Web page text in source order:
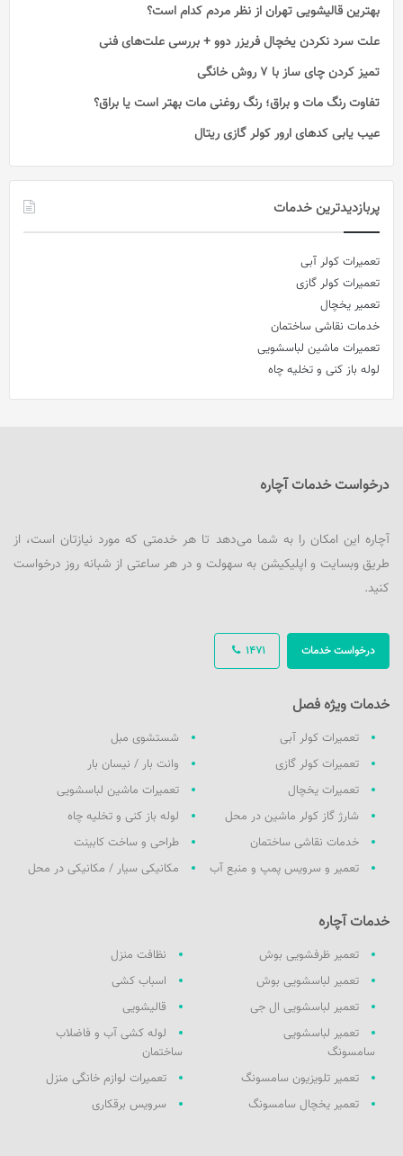
بهترین قالیشویی تهران‌ از نظر مردم کدام است؟
علت سرد نکردن یخچال فریزر دوو + بررسی علت‌های فنی
تمیز کردن چای ساز با ۷ روش خانگی
تفاوت رنگ مات و براق؛ رنگ روغنی مات بهتر است یا براق؟
عیب یابی کدهای ارور کولر گازی ریتال
پربازدیدترین خدمات
تعمیرات کولر آبی
تعمیرات کولر گازی
تعمیر یخچال
خدمات نقاشی ساختمان
تعمیرات ماشین لباسشویی
لوله باز کنی و تخلیه چاه
درخواست خدمات آچاره
آچاره این امکان را به شما می‌دهد تا هر خدمتی که مورد نیازتان است، از
طریق وبسایت و اپلیکیشن به سهولت و در هر ساعتی از شبانه روز درخواست
کنید.
1471 درخواست خدمات
خدمات ویژه فصل
تعمیرات کولر آبی
تعمیرات کولر گازی
تعمیرات یخچال
شارژ گاز کولر ماشین در محل
خدمات نقاشی ساختمان
تعمیر و سرویس پمپ و منبع آب
شستشوی مبل
وانت بار / نیسان بار
تعمیرات ماشین لباسشویی
لوله باز کنی و تخلیه چاه
طراحی و ساخت کابینت
مکانیکی سیار / مکانیکی در محل
خدمات آچاره
تعمیر ظرفشویی بوش
تعمیر لباسشویی بوش
تعمیر لباسشویی ال جی
تعمیر لباسشویی
سامسونگ
تعمیر تلویزیون سامسونگ
تعمیر یخچال سامسونگ
نظافت منزل
اسباب کشی
قالیشویی
لوله کشی آب و فاضلاب
ساختمان
تعمیرات لوازم خانگی منزل
سرویس برقکاری